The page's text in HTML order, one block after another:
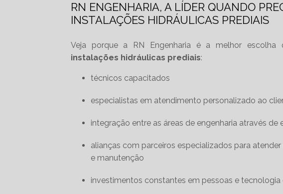
RN ENGENHARIA, A LÍDER QUANDO
INSTALAÇÕES HIDRÁULICAS PREDIAIS
Veja porque a RN Engenharia é a melhor escolha
instalações hidráulicas prediais:
técnicos capacitados
especialistas em atendimento personalizado ao
integração entre as áreas de engenharia através de
alianças com parceiros especializados para
e manutenção
investimentos constantes em pessoas e